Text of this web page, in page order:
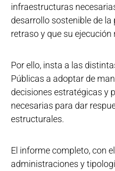
infraestructuras
desarrollo sostenible de la
retraso y que su
Por ello, insta a las
Públicas a adoptar de
decisiones estratégicas y
necesarias para dar
estructurales.
El informe completo, con
administraciones y